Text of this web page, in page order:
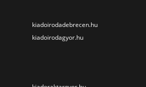
kiadoirodadebrecen.hu
kiadoirodagyor.hu